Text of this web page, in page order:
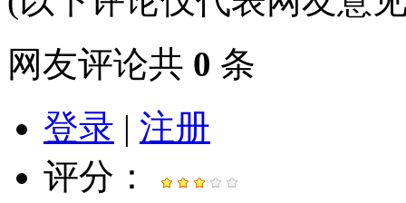
网友评论共 0 条
登录 | 注册
评分：